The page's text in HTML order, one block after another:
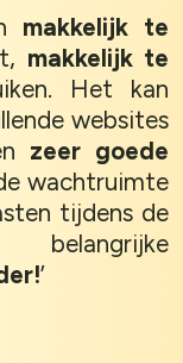
makkelijk te
makkelijk te
Het kan
websites
zeer goede
wachtruimte
tijdens de
’